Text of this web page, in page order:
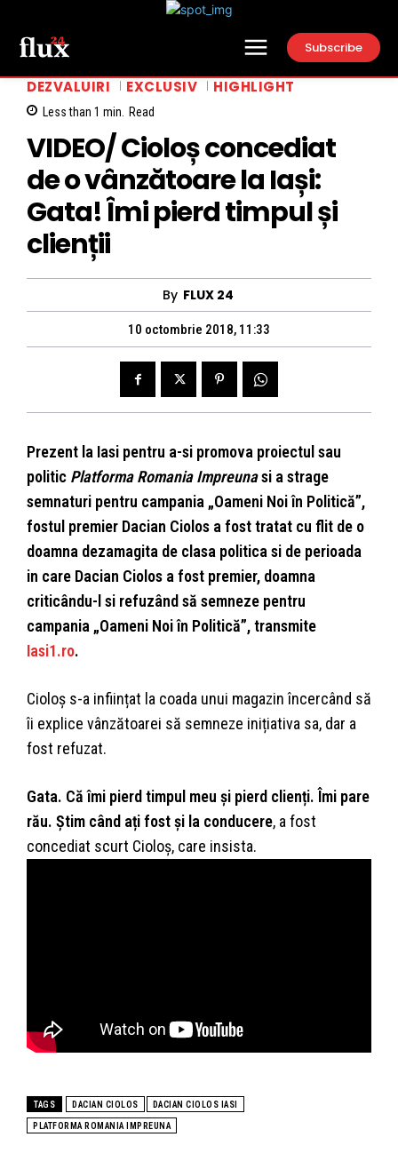
Subscribe
DEZVALUIRI EXCLUSIV HIGHLIGHT
Less than 1 min. Read
VIDEO/ Cioloș concediat
de o vânzătoare la Iași:
Gata! Îmi pierd timpul și
clienții
By FLUX 24
10 octombrie 2018, 11:33
Prezent la Iasi pentru a-si promova proiectul sau
politic Platforma Romania Impreunasi a strage
semnaturi pentru campania „Oameni Noi în Politică”,
fostul premier Dacian Ciolos a fost tratat cu flit de o
doamna dezamagita de clasa politica si de perioada
in care Dacian Ciolos a fost premier, doamna
criticându-l si refuzând să semneze pentru
campania „Oameni Noi în Politică”, transmite
Iasi1.ro.
Cioloș s-a inființat la coada unui magazin încercând să
îi explice vânzătoarei să semneze inițiativa sa, dar a
fost refuzat.
Gata. Că îmi pierd timpul meu și pierd clienți. Îmi pare
rău. Știm când ați fost și la conducere, a fost
concediat scurt Cioloș, care insista.
TAGS DACIAN CIOLOS DACIAN CIOLOS IASI
PLATFORMA ROMANIA IMPREUNA